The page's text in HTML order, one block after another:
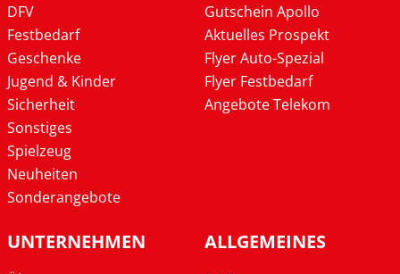
DFV
Festbedarf
Geschenke
Jugend & Kinder
Sicherheit
Sonstiges
Spielzeug
Neuheiten
Sonderangebote
Gutschein Apollo
Aktuelles Prospekt
Flyer Auto-Spezial
Flyer Festbedarf
Angebote Telekom
UNTERNEHMEN ALLGEMEINES